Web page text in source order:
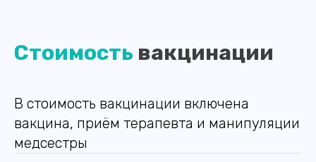
Стоимость вакцинации
В стоимость вакцинации включена
вакцина, приём терапевта и манипуляции
медсестры